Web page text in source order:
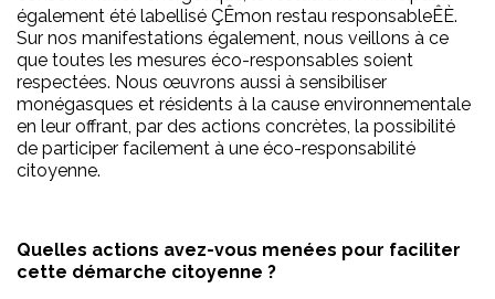
également été labellisé ÇÊmon restau responsableÊÈ.
Sur nos manifestations également, nous veillons à ce
que toutes les mesures éco-responsables soient
respectées. Nous œuvrons aussi à sensibiliser
monégasques et résidents à la cause environnementale
en leur offrant, par des actions concrètes, la possibilité
de participer facilement à une éco-responsabilité
citoyenne.
Quelles actions avez-vous menées pour faciliter
cette démarche citoyenne ?